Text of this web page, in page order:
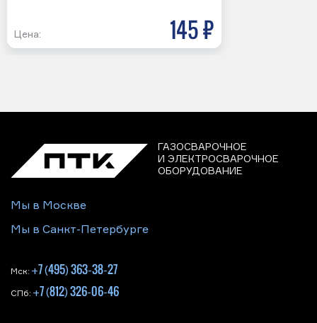
Цена: 145 р
ГАЗОСВАРОЧНОЕ
И ЭЛЕКТРОСВАРОЧНОЕ
ОБОРУДОВАНИЕ
Мы в Москве
Мы в Санкт-Петербурге
Мск: +7 (495) 363-38-27
СПб: +7 (812) 326-06-46